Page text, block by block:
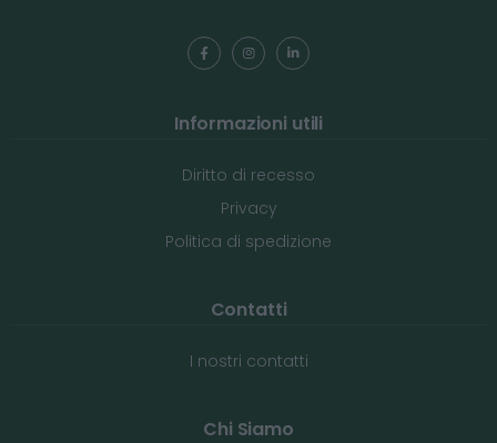
Informazioni utili
Diritto di recesso
Privacy
Politica di spedizione
Contatti
I nostri contatti
Chi Siamo